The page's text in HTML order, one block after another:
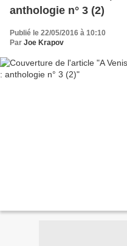
anthologie n° 3 (2)
Publié le 22/05/2016 à 10:10
Par Joe Krapov